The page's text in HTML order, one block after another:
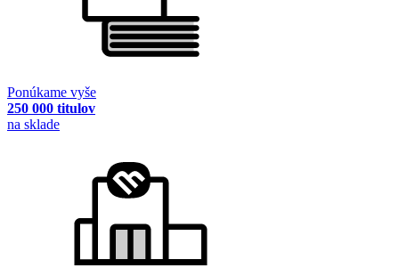
Ponúkame vyše
250 000 titulov
na sklade